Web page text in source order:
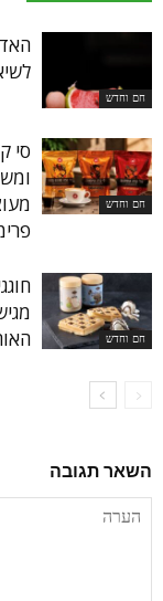
חם וחדש
חם וחדש
סי
חם וחדש
השאר תגובה